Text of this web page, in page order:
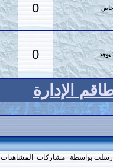
0
0
المشاهدات المنتدى